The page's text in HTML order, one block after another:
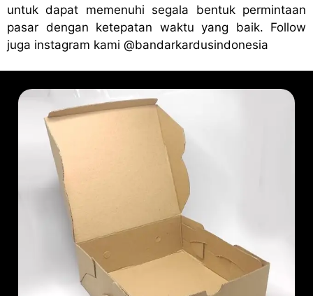
untuk dapat memenuhi segala bentuk permintaan
pasar dengan ketepatan waktu yang baik. Follow
juga instagram kami @bandarkardusindonesia